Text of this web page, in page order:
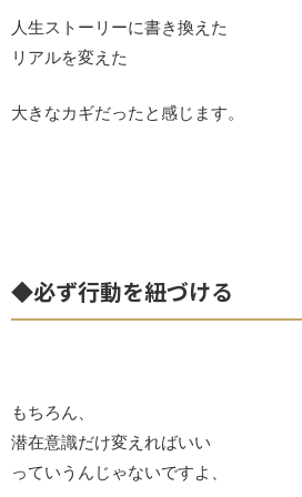
人生ストーリーに書き換えた
リアルを変えた
大きなカギだったと感じます。
◆必ず行動を紐づける
もちろん、
潜在意識だけ変えればいい
っていうんじゃないですよ、